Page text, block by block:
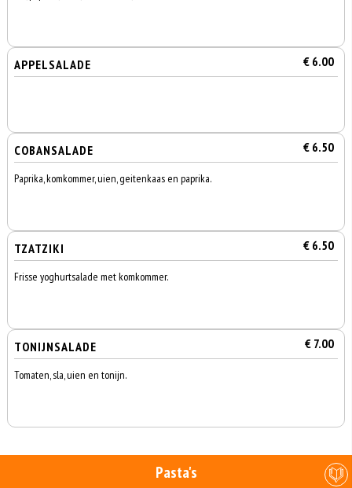
APPELSALADE € 6.00
COBANSALADE € 6.50
Paprika, komkommer, uien, geitenkaas en paprika.
TZATZIKI € 6.50
Frisse yoghurtsalade met komkommer.
TONIJNSALADE € 7.00
Tomaten, sla, uien en tonijn.
Pasta's